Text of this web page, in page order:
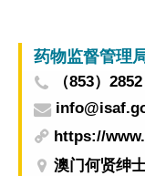
药物监督管理
（853）
https://
澳门何贤绅